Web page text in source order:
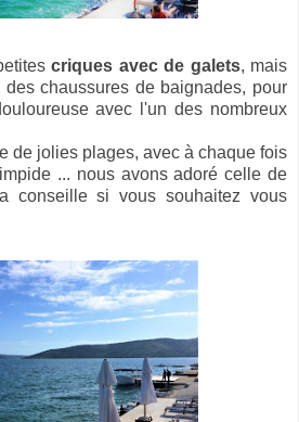
criques avec de galets, mais
chaussures de baignades, pour
avec l'un des nombreux
de jolies plages, avec à chaque fois
... nous avons adoré celle de
conseille si vous souhaitez vous